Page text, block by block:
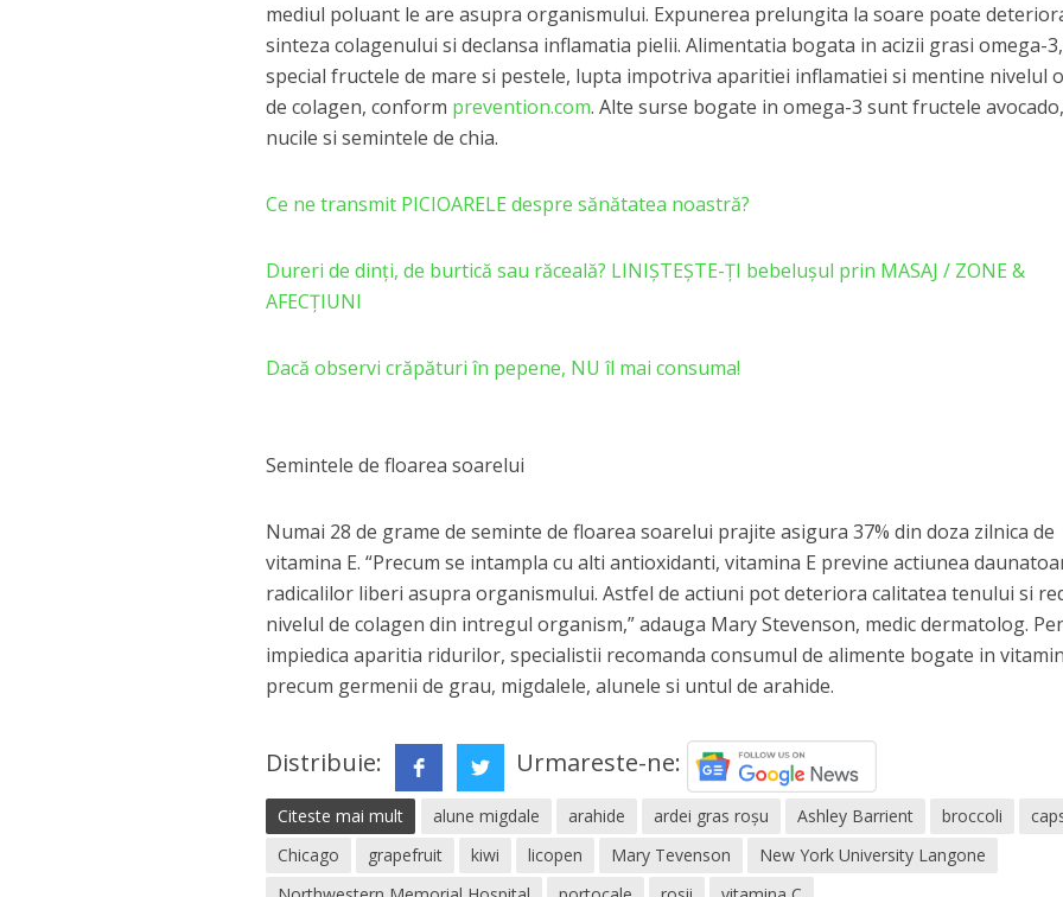
mediul poluant le are asupra organismului. Expunerea prelungita la soare poate
sinteza colagenului si declansa inflamatia pielii. Alimentatia bogata in acizii grasi omega-
special fructele de mare si pestele, lupta impotriva aparitiei inflamatiei si mentine nivelul
de colagen, conform prevention.com. Alte surse bogate in omega-3 sunt fructele avocado,
nucile si semintele de chia.
Ce ne transmit PICIOARELE despre sănătatea noastră?
Dureri de dinți, de burtică sau răceală? LINIȘTEȘTE-ȚI bebelușul prin MASAJ / ZONE &
AFECȚIUNI
Dacă observi crăpături în pepene, NU îl mai consuma!
Semintele de floarea soarelui
Numai 28 de grame de seminte de floarea soarelui prajite asigura 37% din doza zilnica de
vitamina E. “Precum se intampla cu alti antioxidanti, vitamina E previne actiunea
radicalilor liberi asupra organismului. Astfel de actiuni pot deteriora calitatea tenului si
nivelul de colagen din intregul organism,” adauga Mary Stevenson, medic dermatolog.
impiedica aparitia ridurilor, specialistii recomanda consumul de alimente bogate in
precum germenii de grau, migdalele, alunele si untul de arahide.
Distribuie: Urmareste-ne:
Citeste mai mult alune migdale arahide ardei gras roşu Ashley Barrient broccoli
Chicago
grapefruit kiwi licopen Mary Tevenson
New York University Langone